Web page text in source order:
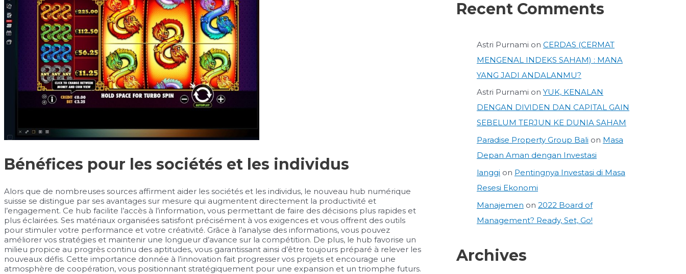
Bénéfices pour les sociétés et les individus
Alors que de nombreuses sources affirment aider les sociétés et les individus, le nouveau hub numérique
suisse se distingue par ses avantages sur mesure qui augmentent directement la productivité et
l’engagement. Ce hub facilite l’accès à l’information, vous permettant de faire des décisions plus rapides et
plus éclairées. Ses matériaux organisées satisfont précisément à vos exigences et vous offrent des outils
pour stimuler votre performance et votre créativité. Grâce à l’analyse des informations, vous pouvez
améliorer vos stratégies et maintenir une longueur d’avance sur la compétition. De plus, le hub favorise un
milieu propice au progrès continu des aptitudes, vous garantissant ainsi d’être toujours préparé à relever les
nouveaux défis. Cette importance donnée à l’innovation fait progresser vos projets et encourage une
atmosphère de coopération, vous positionnant stratégiquement pour une expansion et un triomphe futurs.
Recent Comments
Astri Purnami on CERDAS (CERMAT
MENGENAL INDEKS SAHAM) : MANA
YANG JADI ANDALANMU?
Astri Purnami on YUK, KENALAN
DENGAN DIVIDEN DAN CAPITAL GAIN
SEBELUM TERJUN KE DUNIA SAHAM
Paradise Property Group Bali on Masa
Depan Aman dengan Investasi
langgi on Pentingnya Investasi di Masa
Resesi Ekonomi
Manajemen on 2022 Board of
Management? Ready, Set, Go!
Archives